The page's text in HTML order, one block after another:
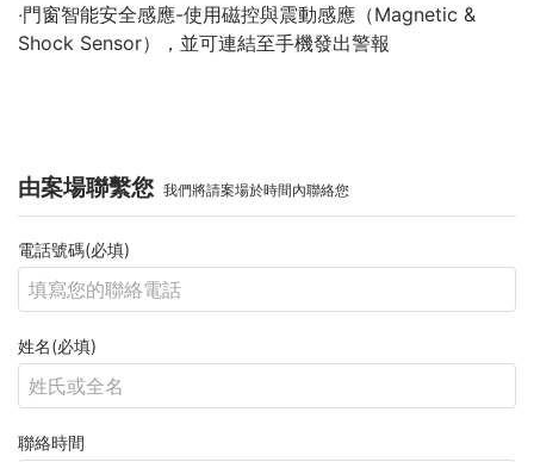
‧門窗智能安全感應-使用磁控與震動感應（Magnetic &
Shock Sensor），並可連結至手機發出警報
由案場聯繫您 我們將請案場於時間內聯絡您
電話號碼(必填)
姓名(必填)
聯絡時間